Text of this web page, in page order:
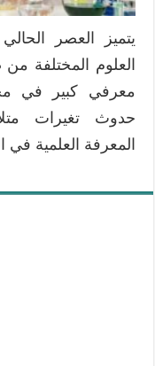
يتميز العصر
العلوم المختلفة
معرفي كبير في
حدوث تغيرات
المعرفة العلمية في